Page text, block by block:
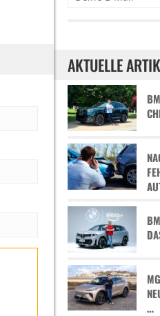
AKTUELLE
…